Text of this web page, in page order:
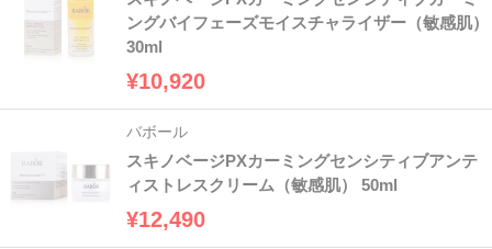
ングバイフェーズモイスチャライザー（敏感肌）
30ml
¥10,920
バボール
スキノベージPXカーミングセンシティブアンテ
ィストレスクリーム（敏感肌） 50ml
¥12,490